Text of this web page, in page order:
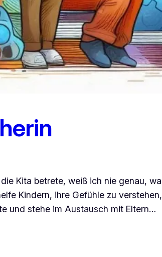
Kita betrete, weiß ich nie genau,
Kindern, ihre Gefühle zu
und stehe im Austausch mit Eltern…